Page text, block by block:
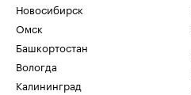
Новосибирск
Омск
Башкортостан
Вологда
Калининград